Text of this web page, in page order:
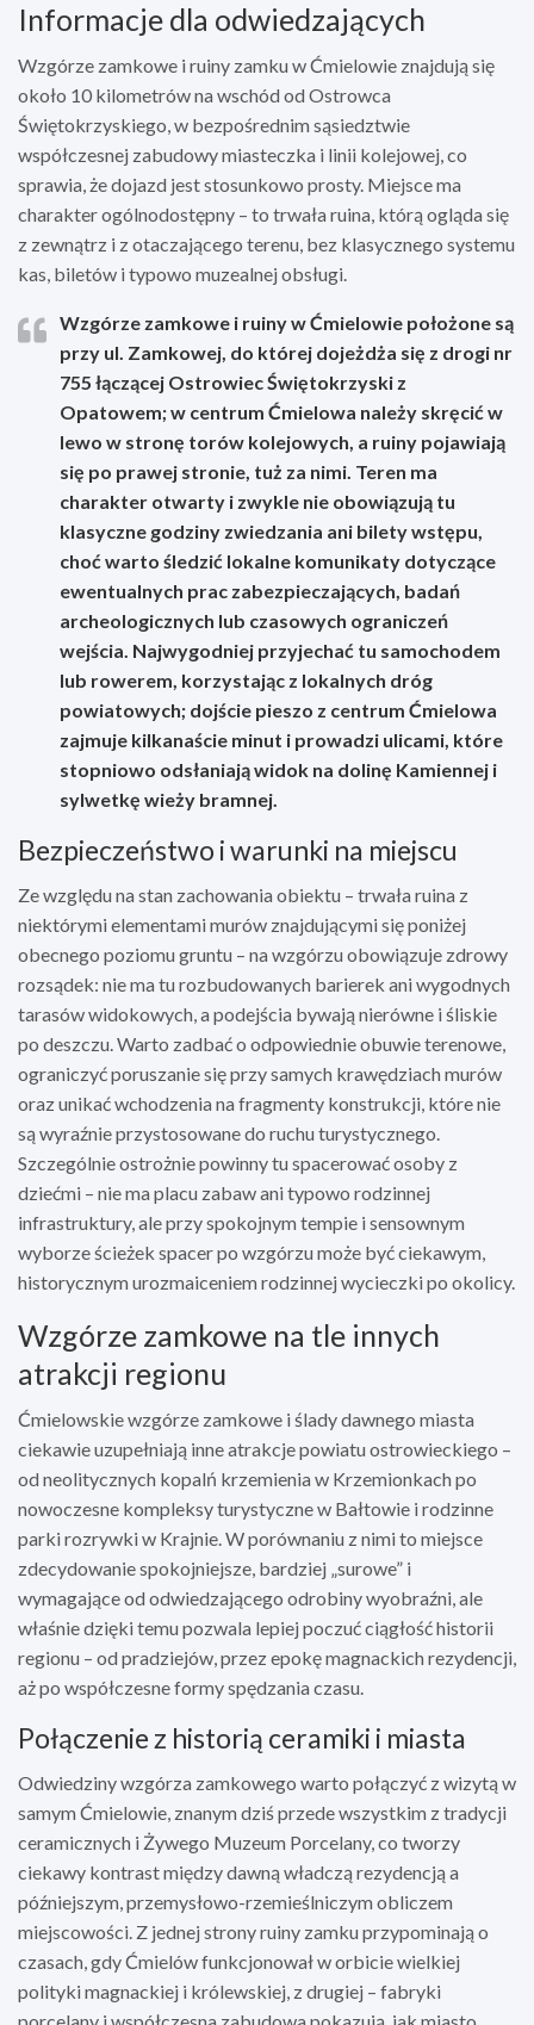
Informacje dla odwiedzających
Wzgórze zamkowe i ruiny zamku w Ćmielowie znajdują się
około 10 kilometrów na wschód od Ostrowca
Świętokrzyskiego, w bezpośrednim sąsiedztwie
współczesnej zabudowy miasteczka i linii kolejowej, co
sprawia, że dojazd jest stosunkowo prosty. Miejsce ma
charakter ogólnodostępny – to trwała ruina, którą ogląda się
z zewnątrz i z otaczającego terenu, bez klasycznego systemu
kas, biletów i typowo muzealnej obsługi.
Wzgórze zamkowe i ruiny w Ćmielowie położone są
przy ul. Zamkowej, do której dojeżdża się z drogi nr
755 łączącej Ostrowiec Świętokrzyski z
Opatowem; w centrum Ćmielowa należy skręcić w
lewo w stronę torów kolejowych, a ruiny pojawiają
się po prawej stronie, tuż za nimi. Teren ma
charakter otwarty i zwykle nie obowiązują tu
klasyczne godziny zwiedzania ani bilety wstępu,
choć warto śledzić lokalne komunikaty dotyczące
ewentualnych prac zabezpieczających, badań
archeologicznych lub czasowych ograniczeń
wejścia. Najwygodniej przyjechać tu samochodem
lub rowerem, korzystając z lokalnych dróg
powiatowych; dojście pieszo z centrum Ćmielowa
zajmuje kilkanaście minut i prowadzi ulicami, które
stopniowo odsłaniają widok na dolinę Kamiennej i
sylwetkę wieży bramnej.
Bezpieczeństwo i warunki na miejscu
Ze względu na stan zachowania obiektu – trwała ruina z
niektórymi elementami murów znajdującymi się poniżej
obecnego poziomu gruntu – na wzgórzu obowiązuje zdrowy
rozsądek: nie ma tu rozbudowanych barierek ani wygodnych
tarasów widokowych, a podejścia bywają nierówne i śliskie
po deszczu. Warto zadbać o odpowiednie obuwie terenowe,
ograniczyć poruszanie się przy samych krawędziach murów
oraz unikać wchodzenia na fragmenty konstrukcji, które nie
są wyraźnie przystosowane do ruchu turystycznego.
Szczególnie ostrożnie powinny tu spacerować osoby z
dziećmi – nie ma placu zabaw ani typowo rodzinnej
infrastruktury, ale przy spokojnym tempie i sensownym
wyborze ścieżek spacer po wzgórzu może być ciekawym,
historycznym urozmaiceniem rodzinnej wycieczki po okolicy.
Wzgórze zamkowe na tle innych
atrakcji regionu
Ćmielowskie wzgórze zamkowe i ślady dawnego miasta
ciekawie uzupełniają inne atrakcje powiatu ostrowieckiego –
od neolitycznych kopalń krzemienia w Krzemionkach po
nowoczesne kompleksy turystyczne w Bałtowie i rodzinne
parki rozrywki w Krajnie. W porównaniu z nimi to miejsce
zdecydowanie spokojniejsze, bardziej „surowe” i
wymagające od odwiedzającego odrobiny wyobraźni, ale
właśnie dzięki temu pozwala lepiej poczuć ciągłość historii
regionu – od pradziejów, przez epokę magnackich rezydencji,
aż po współczesne formy spędzania czasu.
Połączenie z historią ceramiki i miasta
Odwiedziny wzgórza zamkowego warto połączyć z wizytą w
samym Ćmielowie, znanym dziś przede wszystkim z tradycji
ceramicznych i Żywego Muzeum Porcelany, co tworzy
ciekawy kontrast między dawną władczą rezydencją a
późniejszym, przemysłowo-rzemieślniczym obliczem
miejscowości. Z jednej strony ruiny zamku przypominają o
czasach, gdy Ćmielów funkcjonował w orbicie wielkiej
polityki magnackiej i królewskiej, z drugiej – fabryki